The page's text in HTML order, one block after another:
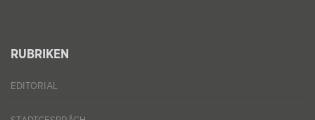
RUBRIKEN
EDITORIAL